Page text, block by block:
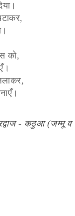
को,
- कठुआ (जम्मू व